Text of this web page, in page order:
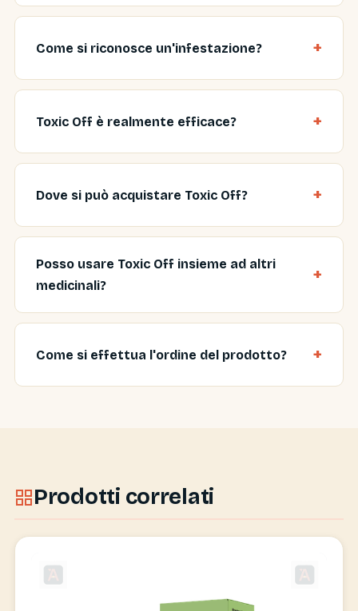
Come si riconosce un'infestazione?
Toxic Off è realmente efficace?
Dove si può acquistare Toxic Off?
Posso usare Toxic Off insieme ad altri
medicinali?
Come si effettua l'ordine del prodotto?
Prodotti correlati